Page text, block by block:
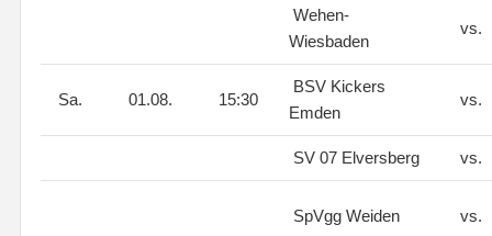
Wehen-
Wiesbaden
vs.
Sa. 01.08. 15:30
BSV Kickers
Emden
vs.
SV 07 Elversberg vs.
SpVgg Weiden vs.